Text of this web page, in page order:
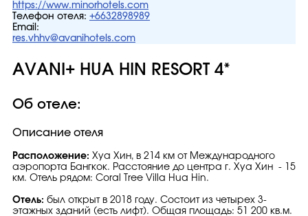
https://www.minorhotels.com
Телефон отеля: +6632898989
Email:
res.vhhv@avanihotels.com
AVANI+ HUA HIN RESORT 4*
Об отеле:
Описание отеля
Расположение: Хуа Хин, в 214 км от Международного
аэропорта Бангкок. Расстояние до центра г. Хуа Хин - 15
км. Отель рядом: Coral Tree Villa Hua Hin.
Отель: был открыт в 2018 году. Состоит из четырех 3-
этажных зданий (есть лифт). Общая площадь: 51 200 кв.м.